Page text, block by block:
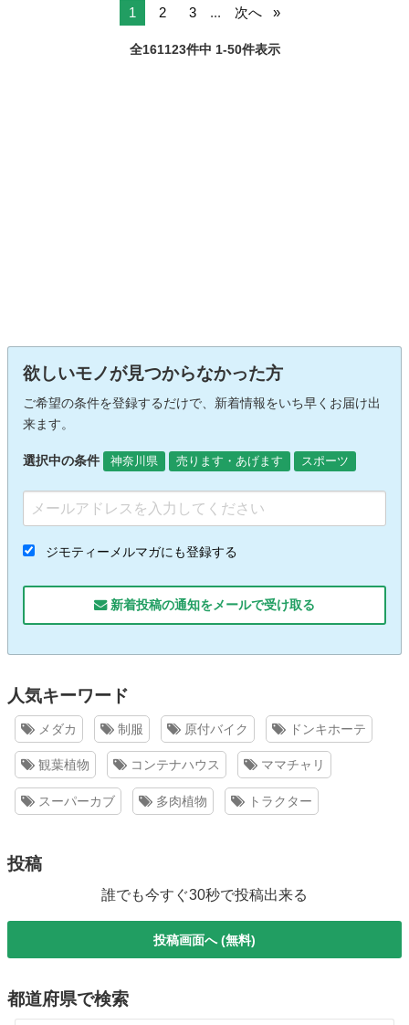
1 2 3 ... 次へ
全161123件中 1-50件表示
欲しいモノが見つからなかった方
ご希望の条件を登録するだけで、新着情報をいち早くお届け出
来ます。
選択中の条件 神奈川県 売ります・あげます スポーツ
ジモティーメルマガにも登録する
新着投稿の通知をメールで受け取る
人気キーワード
メダカ 制服 原付バイク ドンキホーテ
観葉植物 コンテナハウス ママチャリ
スーパーカブ 多肉植物 トラクター
投稿
誰でも今すぐ30秒で投稿出来る
投稿画面へ (無料)
都道府県で検索